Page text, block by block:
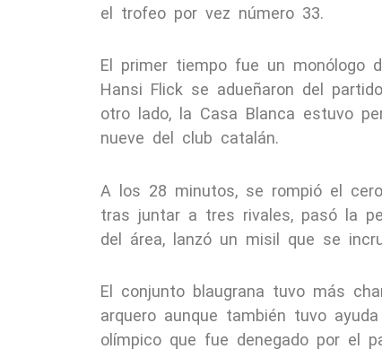
el trofeo por vez número 33.
El primer tiempo fue un monólogo
Hansi Flick se adueñaron del
otro lado, la Casa Blanca estuvo
nueve del club catalán.
A los 28 minutos, se rompió el
tras juntar a tres rivales, pasó la
del área, lanzó un misil que se
El conjunto blaugrana tuvo más
arquero aunque también tuvo
olímpico que fue denegado por el